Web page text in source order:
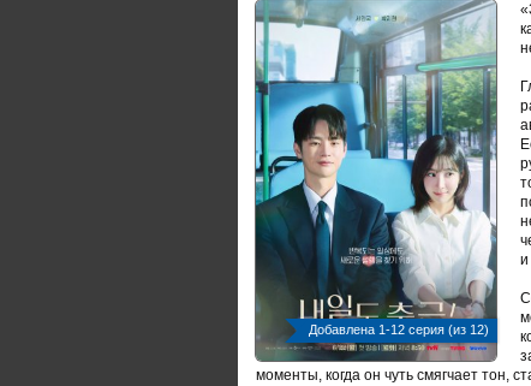
Добавлена 1-12 серия (из 12)
и
моменты, когда он чуть смягчает тон,